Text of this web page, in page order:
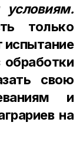
только
испытание
свою
и
на